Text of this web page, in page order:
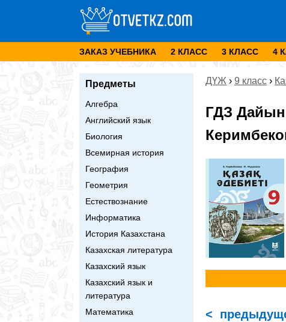
ЗАКАЗ УЧЕБНИКА 2 КЛАСС 3 КЛАСС 4
Предметы
Алгебра
Английский язык
Биология
Всемирная история
География
Геометрия
Естествознание
Информатика
История Казахстана
Казахская литература
Казахский язык
Казахский язык и
литература
Математика
ДҮЖ › 9 класс ›
ГДЗ Дайын
<